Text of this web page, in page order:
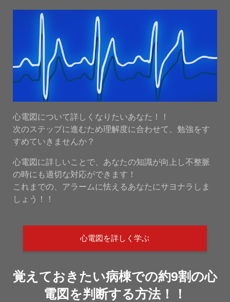
心電図について詳しくなりたいあなた！！
次のステップに進むため理解度に合わせて、勉強をす
すめていきませんか？
心電図に詳しいことで、あなたの知識が向上し不整脈
の時にも適切な対応ができます！
これまでの、アラームに怯えるあなたにサヨナラしま
しょう！！
心電図を詳しく学ぶ
覚えておきたい病棟での約9割の心
電図を判断する方法！！